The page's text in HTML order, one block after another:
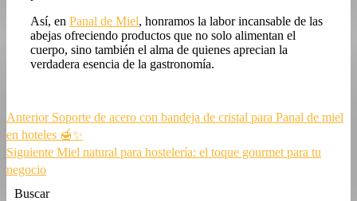
Así, en Panal de Miel, honramos la labor incansable de las
abejas ofreciendo productos que no solo alimentan el
cuerpo, sino también el alma de quienes aprecian la
verdadera esencia de la gastronomía.
Navegación
de
entradas
Anterior Entrada
anterior:
Soporte de acero con bandeja de cristal para Panal de miel
en hoteles 🍯✨
Siguiente Siguiente
Miel natural para hostelería: el toque gourmet para tu
negocio
Buscar